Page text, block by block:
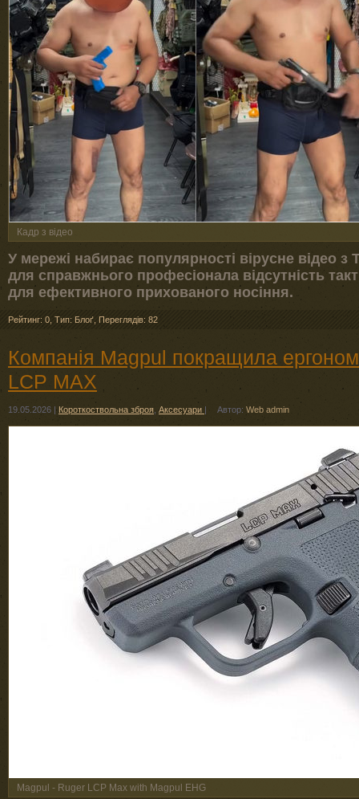
Кадр з відео
У мережі набирає популярності вірусне відео з
для справжнього професіонала відсутність
для ефективного прихованого носіння.
Рейтинг: 0 Тип: Блоґ Переглядів: 82
Компанія Magpul покращила
LCP MAX
19.05.2026 | Короткоствольна зброя Аксесуари | Автор: Web admin
Magpul - Ruger LCP Max with Magpul EHG